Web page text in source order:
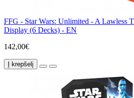
FFG - Star Wars: Unlimited - A Lawless
Display (6 Decks) - EN
142,00€
Į krepšelį